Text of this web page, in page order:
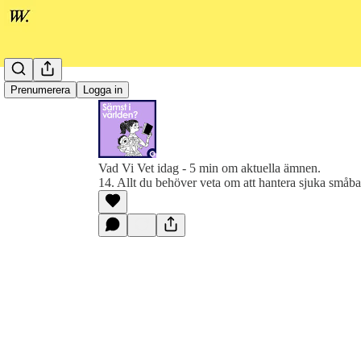
Prenumerera Logga in
Vad Vi Vet idag - 5 min om aktuella ämnen.
14. Allt du behöver veta om att hantera sjuka